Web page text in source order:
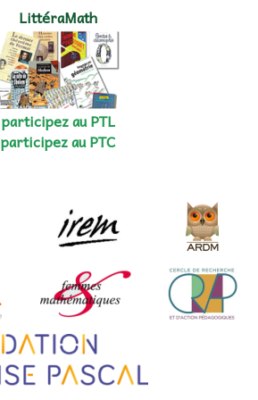
LittéraMath
participez au PTL
participez au PTC